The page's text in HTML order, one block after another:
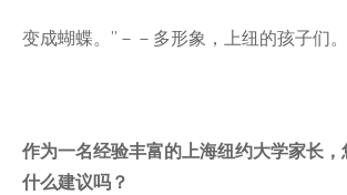
变成蝴蝶。”－－多形象，上纽的孩子们。
作为一名经验丰富的上海纽约大学家长
什么建议吗？